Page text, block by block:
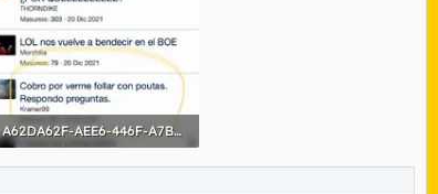
A62DA62F-AEE6-446F-A7B2-702B82F55C2B.webp
76,2 KB · Visitas: 103